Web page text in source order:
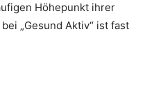
Höhepunkt ihrer
„Gesund Aktiv“ ist fast